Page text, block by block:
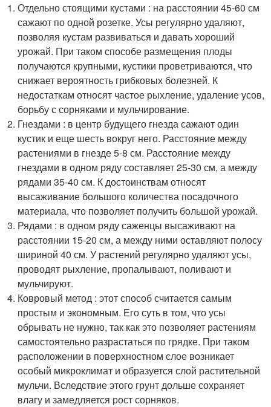
Отдельно стоящими кустами : на расстоянии 45-60 см
сажают по одной розетке. Усы регулярно удаляют,
позволяя кустам развиваться и давать хороший
урожай. При таком способе размещения плоды
получаются крупными, кустики проветриваются, что
снижает вероятность грибковых болезней. К
недостаткам относят частое рыхление, удаление усов,
борьбу с сорняками и мульчирование.
Гнездами : в центр будущего гнезда сажают один
кустик и еще шесть вокруг него. Расстояние между
растениями в гнезде 5-8 см. Расстояние между
гнездами в одном ряду составляет 25-30 см, а между
рядами 35-40 см. К достоинствам относят
высаживание большого количества посадочного
материала, что позволяет получить большой урожай.
Рядами : в одном ряду саженцы высаживают на
расстоянии 15-20 см, а между ними оставляют полосу
шириной 40 см. У растений регулярно удаляют усы,
проводят рыхление, пропалывают, поливают и
мульчируют.
Ковровый метод : этот способ считается самым
простым и экономным. Его суть в том, что усы
обрывать не нужно, так как это позволяет растениям
самостоятельно разрастаться по грядке. При таком
расположении в поверхностном слое возникает
особый микроклимат и образуется слой растительной
мульчи. Вследствие этого грунт дольше сохраняет
влагу и замедляется рост сорняков.